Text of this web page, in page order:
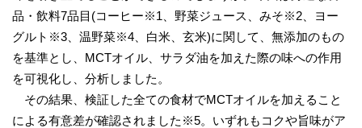
品・飲料7品目(コーヒー※1、野菜ジュース、みそ※2、ヨー
グルト※3、温野菜※4、白米、玄米)に関して、無添加のもの
を基準とし、MCTオイル、サラダ油を加えた際の味への作用
を可視化し、分析しました。
その結果、検証した全ての食材でMCTオイルを加えること
による有意差が確認されました※5。いずれもコクや旨味がア